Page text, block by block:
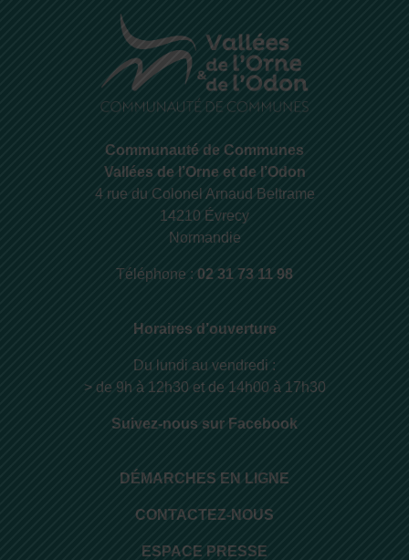
Communauté de Communes
Vallées de l’Orne et de l’Odon
4 rue du Colonel Arnaud Beltrame
14210 Évrecy
Normandie
Téléphone : 02 31 73 11 98
Horaires d’ouverture
Du lundi au vendredi :
> de 9h à 12h30 et de 14h00 à 17h30
Suivez-nous sur Facebook
DÉMARCHES EN LIGNE
CONTACTEZ-NOUS
ESPACE PRESSE